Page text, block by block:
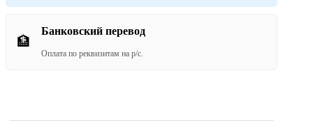
🏦
Банковский перевод
Оплата по реквизитам на р/с.